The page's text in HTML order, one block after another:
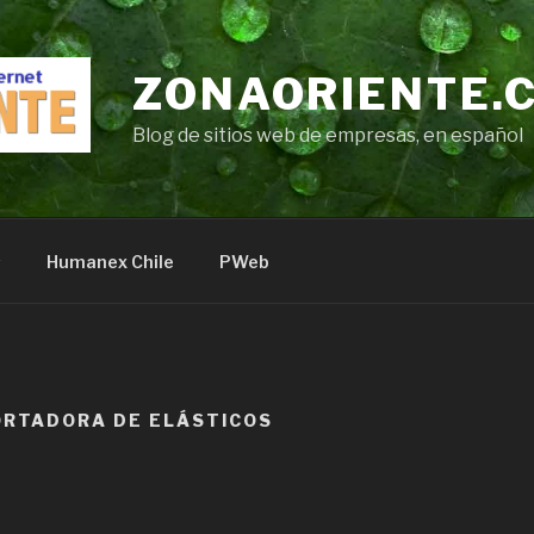
Blog de sitios web de empresas, en español
Humanex Chile PWeb
DE ELÁSTICOS